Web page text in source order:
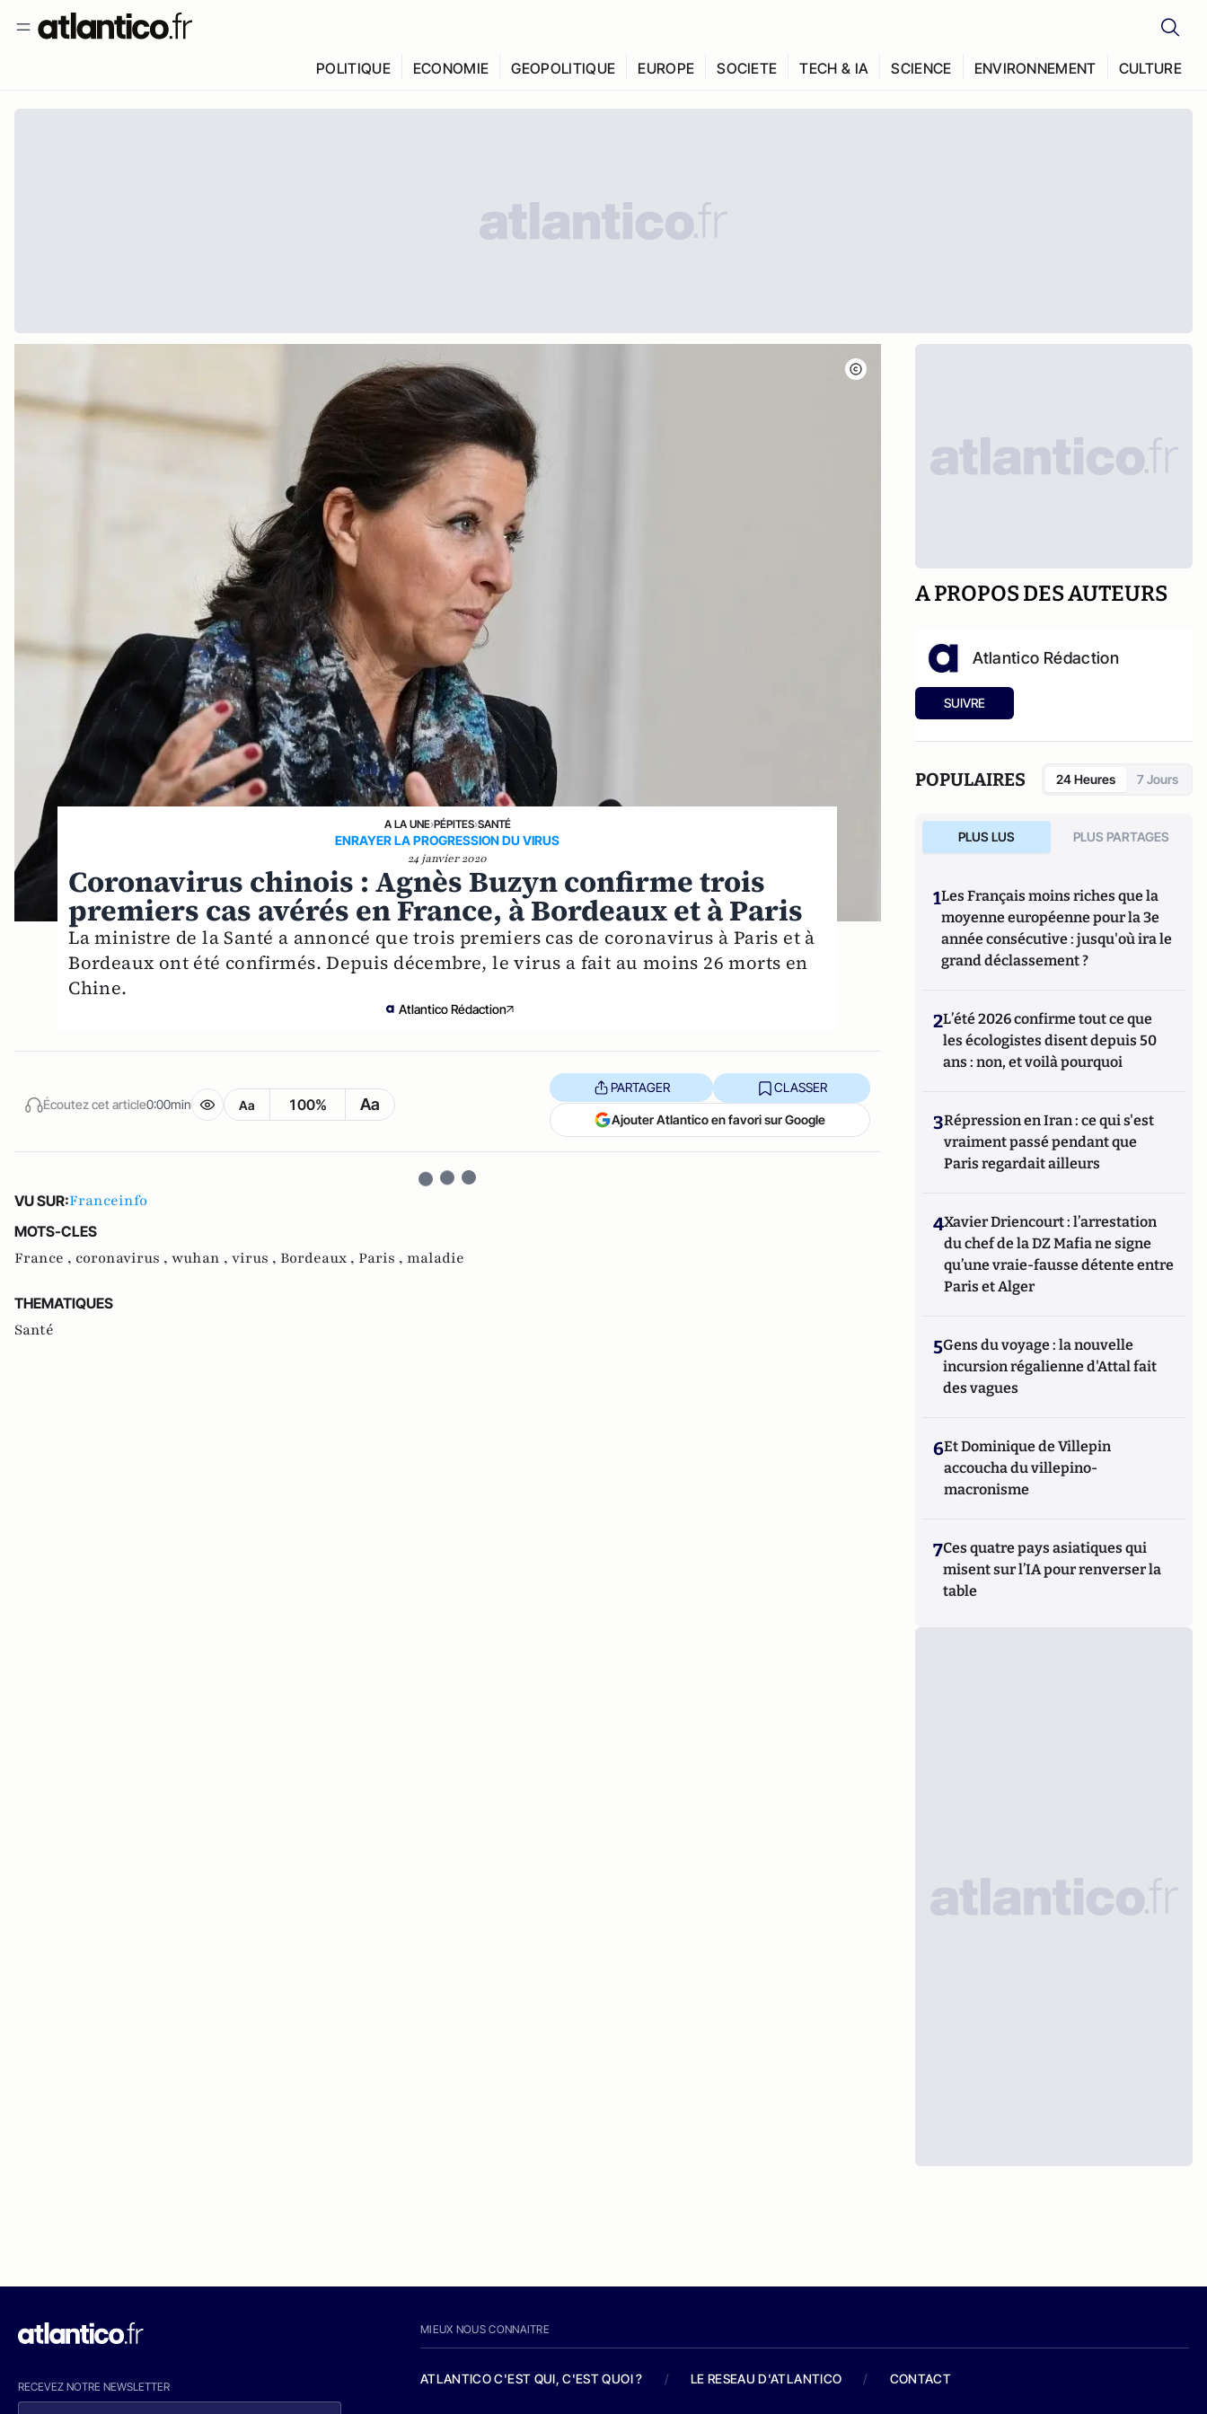
POLITIQUE ECONOMIE GEOPOLITIQUE EUROPE SOCIETE TECH & IA SCIENCE ENVIRONNEMENT CULTURE
A LA UNE›PÉPITES›SANTÉ
ENRAYER LA PROGRESSION DU VIRUS
24 janvier 2020
Coronavirus chinois : Agnès Buzyn confirme trois
premiers cas avérés en France, à Bordeaux et à Paris
La ministre de la Santé a annoncé que trois premiers cas de coronavirus à Paris et à
Bordeaux ont été confirmés. Depuis décembre, le virus a fait au moins 26 morts en
Chine.
Atlantico Rédaction
Écoutez cet article0:00min Aa 100% Aa
PARTAGER CLASSER
Ajouter Atlantico en favori sur Google
VU SUR:Franceinfo
MOTS-CLES
France , coronavirus , wuhan , virus , Bordeaux , Paris , maladie
THEMATIQUES
Santé
A PROPOS DES AUTEURS
Atlantico Rédaction
SUIVRE
POPULAIRES 24 Heures 7 Jours
PLUS LUS PLUS PARTAGES
1Les Français moins riches que la
moyenne européenne pour la 3e
année consécutive : jusqu'où ira le
grand déclassement ?
2L’été 2026 confirme tout ce que
les écologistes disent depuis 50
ans : non, et voilà pourquoi
3Répression en Iran : ce qui s'est
vraiment passé pendant que
Paris regardait ailleurs
4Xavier Driencourt : l’arrestation
du chef de la DZ Mafia ne signe
qu’une vraie-fausse détente entre
Paris et Alger
5Gens du voyage : la nouvelle
incursion régalienne d'Attal fait
des vagues
6Et Dominique de Villepin
accoucha du villepino-
macronisme
7Ces quatre pays asiatiques qui
misent sur l’IA pour renverser la
table
RECEVEZ NOTRE NEWSLETTER
MIEUX NOUS CONNAITRE
ATLANTICO C'EST QUI, C'EST QUOI ? / LE RESEAU D'ATLANTICO / CONTACT